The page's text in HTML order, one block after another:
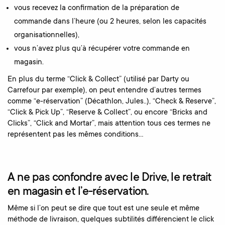
vous recevez la confirmation de la préparation de
commande dans l’heure (ou 2 heures, selon les capacités
organisationnelles),
vous n’avez plus qu’à récupérer votre commande en
magasin.
En plus du terme “Click & Collect” (utilisé par Darty ou
Carrefour par exemple), on peut entendre d’autres termes
comme “e-réservation” (Décathlon, Jules..), “Check & Reserve”,
“Click & Pick Up”, “Reserve & Collect”, ou encore “Bricks and
Clicks”, “Click and Mortar”, mais attention tous ces termes ne
représentent pas les mêmes conditions…
A ne pas confondre avec le Drive, le retrait
en magasin et l’e-réservation.
Même si l’on peut se dire que tout est une seule et même
méthode de livraison, quelques subtilités différencient le click